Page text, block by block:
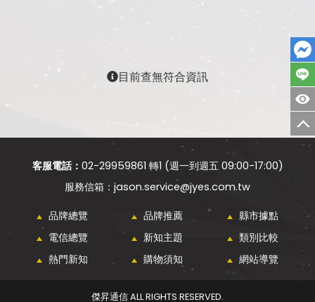
目前查無符合資訊
客服電話： 02-29959861 轉1 (週一到週五 09:00-17:00)
jason.service@jyes.com.tw
品牌總覽 品牌推薦
縣市據點
電信總覽
新知主題
類別比較
熱門新知
購物須知 網站導覽
傑昇通信 ALL RIGHTS RESERVED.